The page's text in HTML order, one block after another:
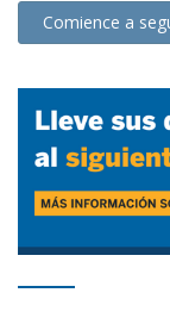
Comience a